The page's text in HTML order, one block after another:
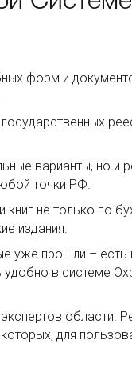
форм и
варианты, но и
точки РФ.
не только по
издания.
уже прошли – есть
в системе
области.
для